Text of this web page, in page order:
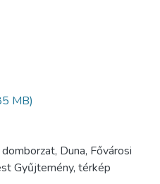
MB)
Duna, Fővárosi
Gyűjtemény, térkép